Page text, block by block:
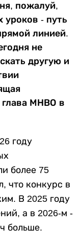
пожалуй,
- путь
линией.
не
другую и
глава МНВО в
году
более 75
что конкурс в
В 2025 году
а в 2026-м -
больше.